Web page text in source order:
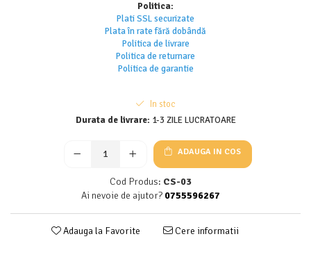
Politica:
Plati SSL securizate
Plata în rate fără dobândă
Politica de livrare
Politica de returnare
Politica de garantie
In stoc
Durata de livrare: 1-3 ZILE LUCRATOARE
ADAUGA IN COS
Cod Produs: CS-03
Ai nevoie de ajutor? 0755596267
Adauga la Favorite Cere informatii